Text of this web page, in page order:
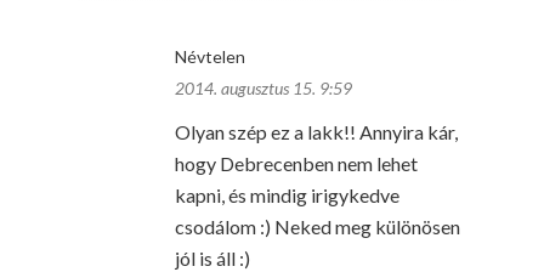
Névtelen
2014. augusztus 15. 9:59
Olyan szép ez a lakk!! Annyira kár,
hogy Debrecenben nem lehet
kapni, és mindig irigykedve
csodálom :) Neked meg különösen
jól is áll :)